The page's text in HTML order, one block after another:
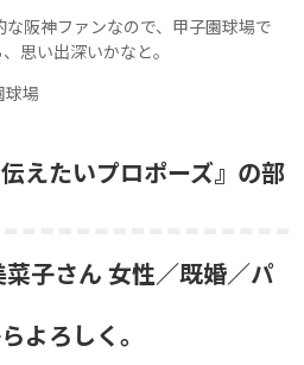
な阪神ファンなので、甲子園球場で
思い出深いかなと。
球場
えたいプロポーズ』の部
子さん 女性／既婚／パ
よろしく。